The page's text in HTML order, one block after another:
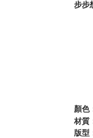
步步
顏色
材質
版型